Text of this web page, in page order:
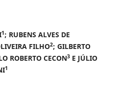
1; RUBENS ALVES DE
FILHO2; GILBERTO
ROBERTO CECON3E JÚLIO
1